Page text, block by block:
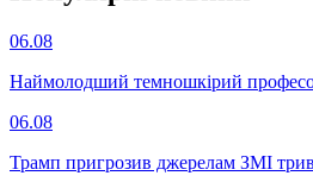
06.08
Наймолодший темношкірий
06.08
Трамп пригрозив джерелам ЗМІ